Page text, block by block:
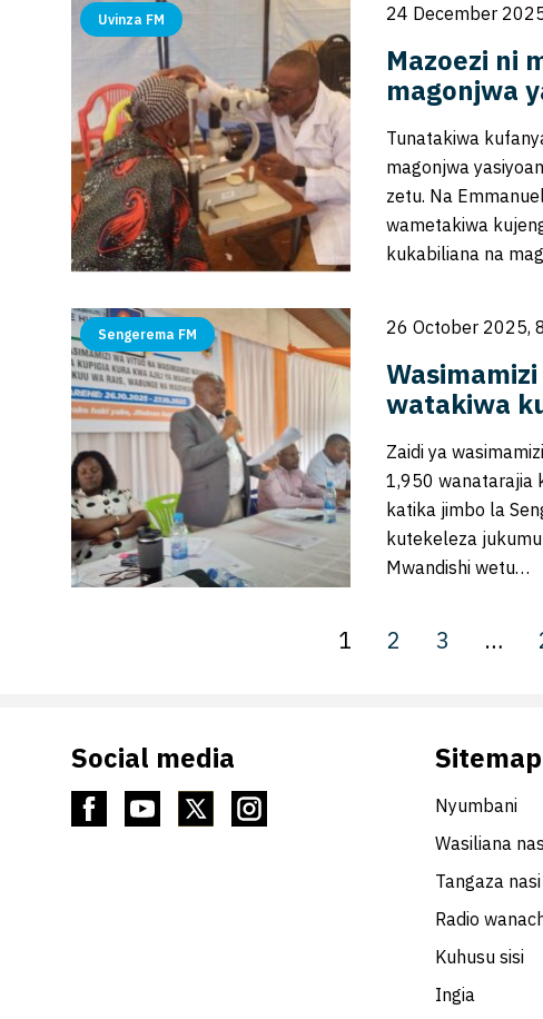
Uvinza FM 24 December
Mazoezi ni
magonjwa
Tunatakiwa
magonjwa
zetu. Na
wametakiwa
kukabiliana na
Sengerema FM 26 October 2025,
watakiwa
Zaidi ya
1,950 wanatarajia
katika jimbo la
kutekeleza
Mwandishi wetu…
1 2 3 …
Social media Sitemap
Nyumbani
Wasiliana
Tangaza nasi
Radio
Kuhusu sisi
Ingia